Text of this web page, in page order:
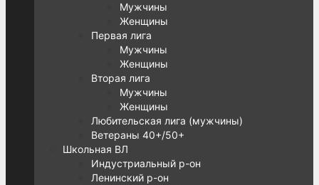
Мужчины
Женщины
Первая лига
Мужчины
Женщины
Вторая лига
Мужчины
Женщины
Любительская лига (мужчины)
Ветераны 40+/50+
Школьная ВЛ
Индустриальный р-он
Ленинский р-он